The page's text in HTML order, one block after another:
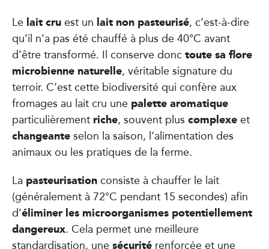
Le lait cruest un lait non pasteurisé, c’est-à-dire
qu’il n’a pas été chauffé à plus de 40°C avant
d’être transformé. Il conserve donctoute sa flore
microbienne naturelle, véritable signature du
terroir. C’est cette biodiversité qui confère aux
fromages au lait cru une palette aromatique
particulièrement riche, souvent plus complexeet
changeanteselon la saison, l’alimentation des
animaux ou les pratiques de la ferme.
La pasteurisationconsiste à chauffer le lait
(généralement à 72°C pendant 15 secondes) afin
d’éliminer les microorganismes potentiellement
dangereux. Cela permet une meilleure
standardisation, unesécurité renforcée et une